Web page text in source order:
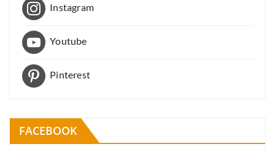
Instagram
Youtube
Pinterest
FACEBOOK